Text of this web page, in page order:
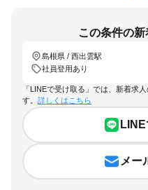
この条件の
島根県 / 西出雲駅
社員登用あり
「LINEで受け取る」では、新着求
す。 詳しくはこちら
メー